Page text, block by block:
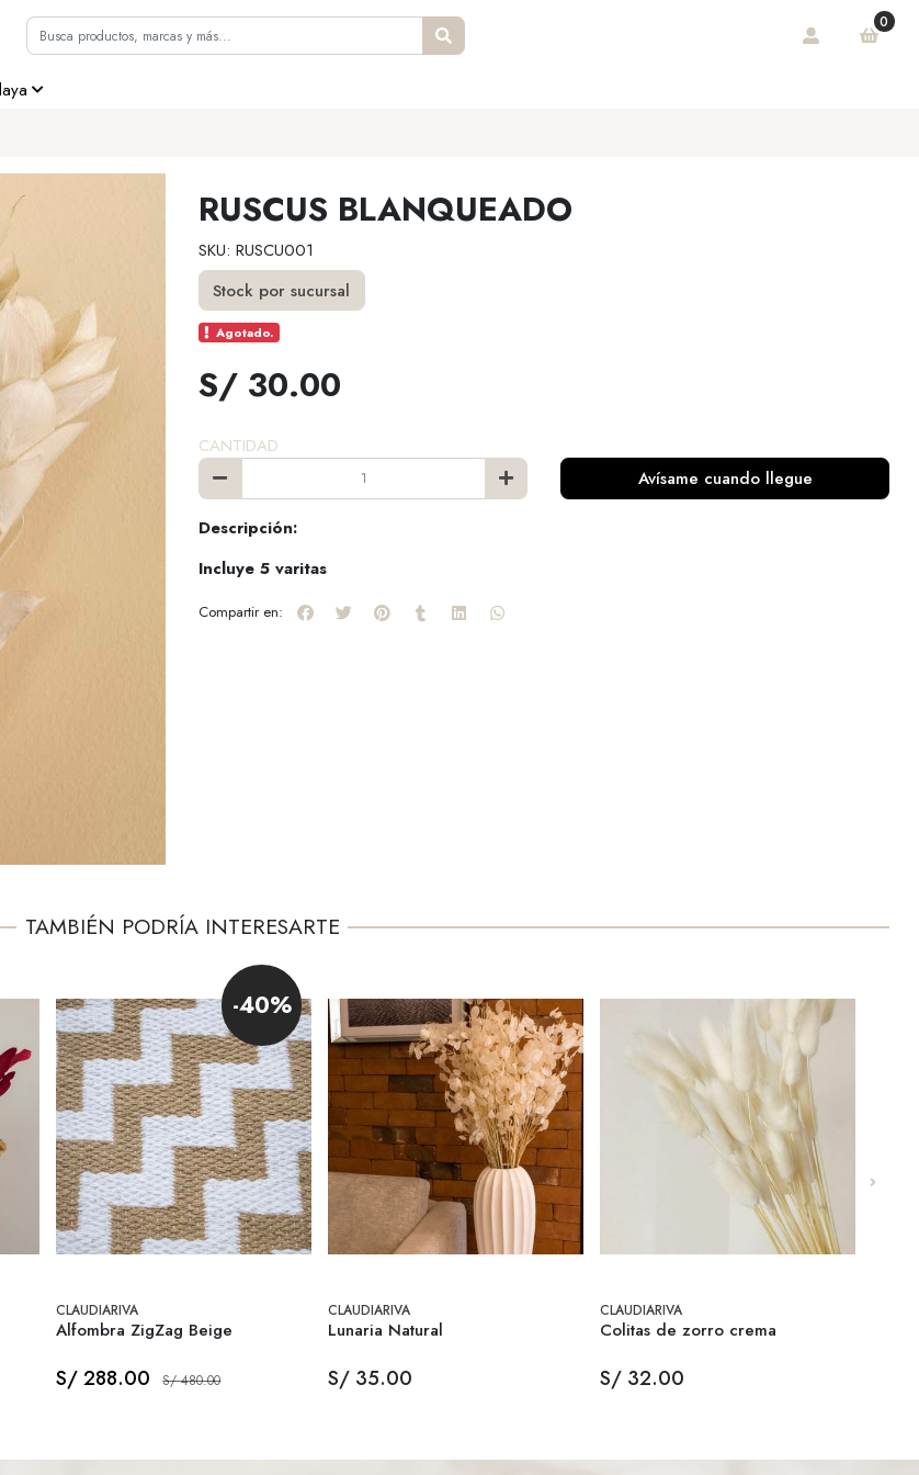
0
RUSCUS BLANQUEADO
SKU: RUSCU001
Stock por sucursal
Agotado.
S/ 30.00
CANTIDAD
Avísame cuando llegue
Descripción:
Incluye 5 varitas
Compartir en:
TAMBIÉN PODRÍA INTERESARTE
-40%
CLAUDIARIVA
Alfombra ZigZag Beige
S/ 288.00 S/ 480.00
CLAUDIARIVA
Lunaria Natural
S/ 35.00
CLAUDIARIVA
Colitas de zorro crema
S/ 32.00